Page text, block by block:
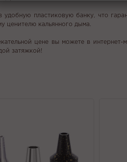
пластиковую банку, что
ценителю кальянного дыма.
цене вы можете в интернет-
затяжкой!